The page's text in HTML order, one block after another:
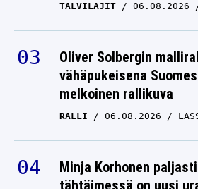
LIONEL
Lionel
meillä
TALVILAJIT 06.08.2026
Oliver Solbergin
vähäpukeisena
melkoinen rallikuva
RALLI 06.08.2026
Minja Korhonen
tähtäimessä on uusi